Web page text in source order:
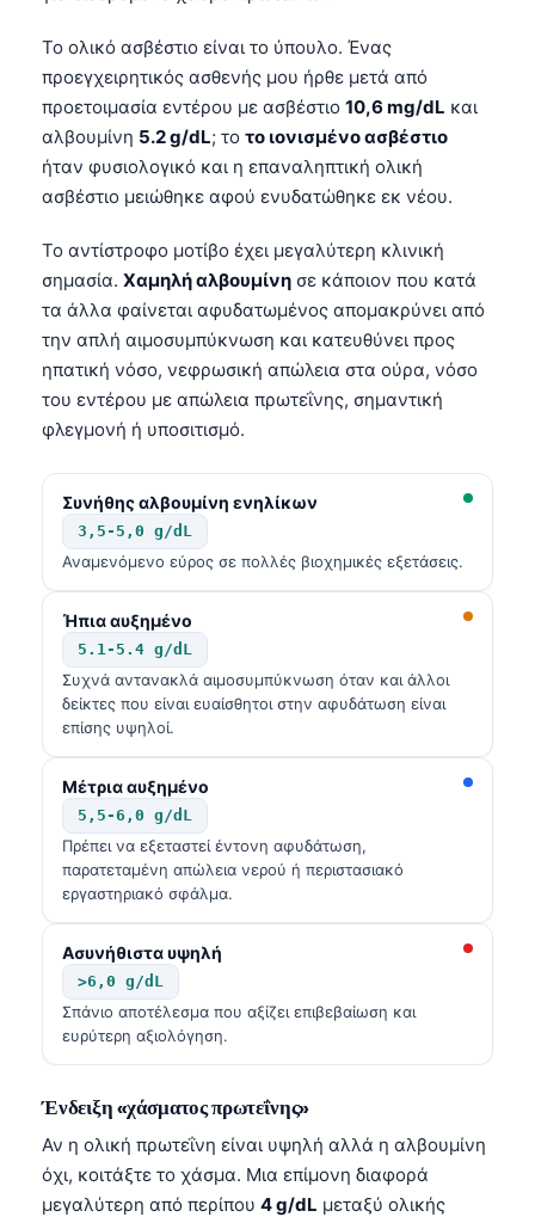
Το ολικό ασβέστιο είναι το ύπουλο. Ένας
προεγχειρητικός ασθενής μου ήρθε μετά από
προετοιμασία εντέρου με ασβέστιο 10,6 mg/dL και
αλβουμίνη 5.2 g/dL; το το ιονισμένο ασβέστιο
ήταν φυσιολογικό και η επαναληπτική ολική
ασβέστιο μειώθηκε αφού ενυδατώθηκε εκ νέου.
Το αντίστροφο μοτίβο έχει μεγαλύτερη κλινική
σημασία. Χαμηλή αλβουμίνη σε κάποιον που κατά
τα άλλα φαίνεται αφυδατωμένος απομακρύνει από
την απλή αιμοσυμπύκνωση και κατευθύνει προς
ηπατική νόσο, νεφρωσική απώλεια στα ούρα, νόσο
του εντέρου με απώλεια πρωτεΐνης, σημαντική
φλεγμονή ή υποσιτισμό.
Συνήθης αλβουμίνη ενηλίκων
3,5-5,0 g/dL
Αναμενόμενο εύρος σε πολλές βιοχημικές εξετάσεις.
Ήπια αυξημένο
5.1-5.4 g/dL
Συχνά αντανακλά αιμοσυμπύκνωση όταν και άλλοι
δείκτες που είναι ευαίσθητοι στην αφυδάτωση είναι
επίσης υψηλοί.
Μέτρια αυξημένο
5,5-6,0 g/dL
Πρέπει να εξεταστεί έντονη αφυδάτωση,
παρατεταμένη απώλεια νερού ή περιστασιακό
εργαστηριακό σφάλμα.
Ασυνήθιστα υψηλή
>6,0 g/dL
Σπάνιο αποτέλεσμα που αξίζει επιβεβαίωση και
ευρύτερη αξιολόγηση.
Ένδειξη «χάσματος πρωτεΐνης»
Αν η ολική πρωτεΐνη είναι υψηλή αλλά η αλβουμίνη
όχι, κοιτάξτε το χάσμα. Μια επίμονη διαφορά
μεγαλύτερη από περίπου 4 g/dL μεταξύ ολικής
हिन्दी
Bahasa Indonesia
Հայերեն
Српски језик
Svenska
Bosanski
Azərbaycan dili
Eesti
日本語
Čeština
ქართული
Русский
Lietuvių kalba
Polski
Slovenščina
Magyar
اردو
मराठी
తెలుగు
தமிழ்
ગુજરાતી
ಕನ್ನಡ
മലയാളം
Bahasa Melayu
Tiếng Việt
Tagalog